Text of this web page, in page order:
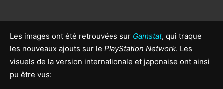
Les images ont été retrouvées sur Gamstat, qui traque
les nouveaux ajouts sur le PlayStation Network. Les
visuels de la version internationale et japonaise ont ainsi
pu être vus: